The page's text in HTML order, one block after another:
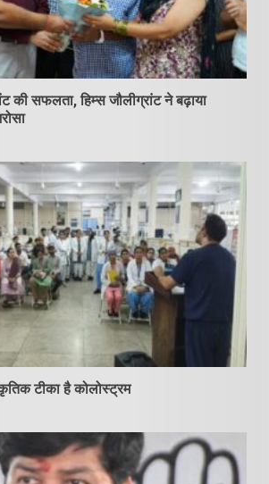
की सफलता, हिम्स जौलीग्रांट ने बढ़ाया
टीका है कोलोस्ट्रम